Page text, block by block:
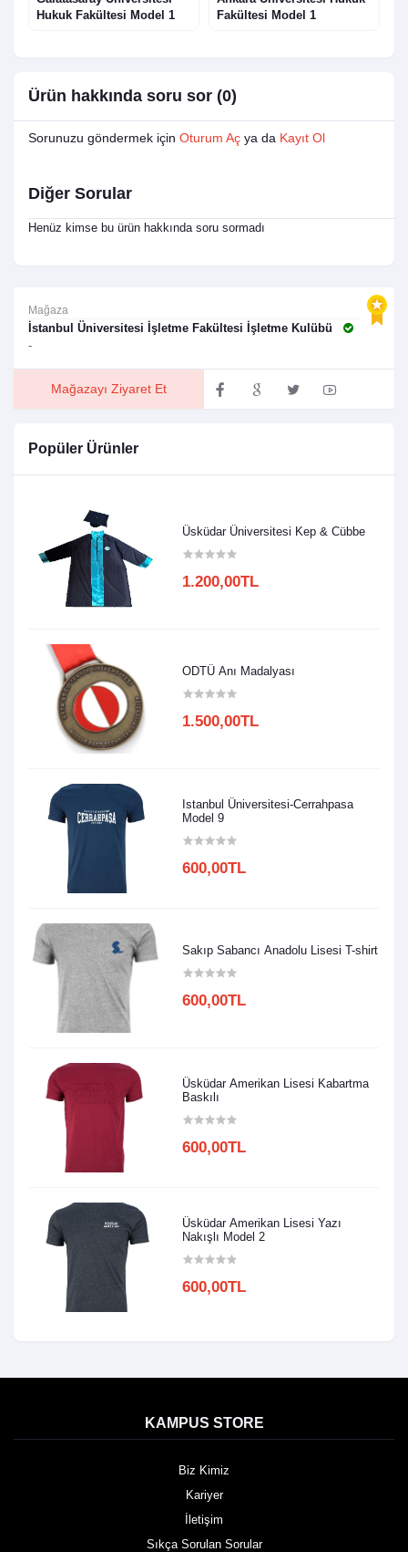
Mağaza
İstanbul Üniversitesi İşletme Fakültesi İşletme Kulübü
-
Mağazayı Ziyaret Et
Popüler Ürünler
Üsküdar Üniversitesi Kep & Cübbe
1.200,00TL
ODTÜ Anı Madalyası
1.500,00TL
Istanbul Üniversitesi-Cerrahpasa
Model 9
600,00TL
Sakıp Sabancı Anadolu Lisesi T-shirt
600,00TL
Üsküdar Amerikan Lisesi Kabartma
Baskılı
600,00TL
Üsküdar Amerikan Lisesi Yazı
Nakışlı Model 2
600,00TL
Hukuk Fakültesi Model 1
Fakültesi Model 1
Ürün hakkında soru sor (0)
Sorunuzu göndermek için Oturum Aç ya da Kayıt Ol
Diğer Sorular
Henüz kimse bu ürün hakkında soru sormadı
KAMPUS STORE
Biz Kimiz
Kariyer
İletişim
Sıkça Sorulan Sorular